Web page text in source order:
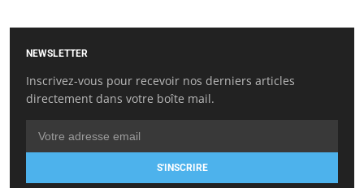
NEWSLETTER
Inscrivez-vous pour recevoir nos derniers articles
directement dans votre boîte mail.
S'INSCRIRE